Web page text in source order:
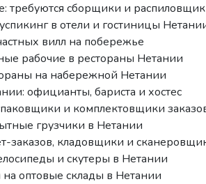
требуются сборщики и
в отели и гостиницы
вилл на побережье
рабочие в рестораны Нетании
на набережной Нетании
официанты, бариста и хостес
и комплектовщики
грузчики в Нетании
заказов, кладовщики и
и скутеры в Нетании
оптовые склады в Нетании